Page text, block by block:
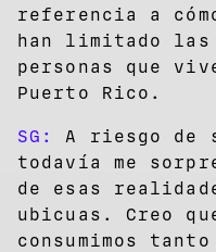
referencia a
han limitado
personas que
Puerto Rico.
SG:
A riesgo de
todavía me
de esas
ubicuas. Creo
consumimos